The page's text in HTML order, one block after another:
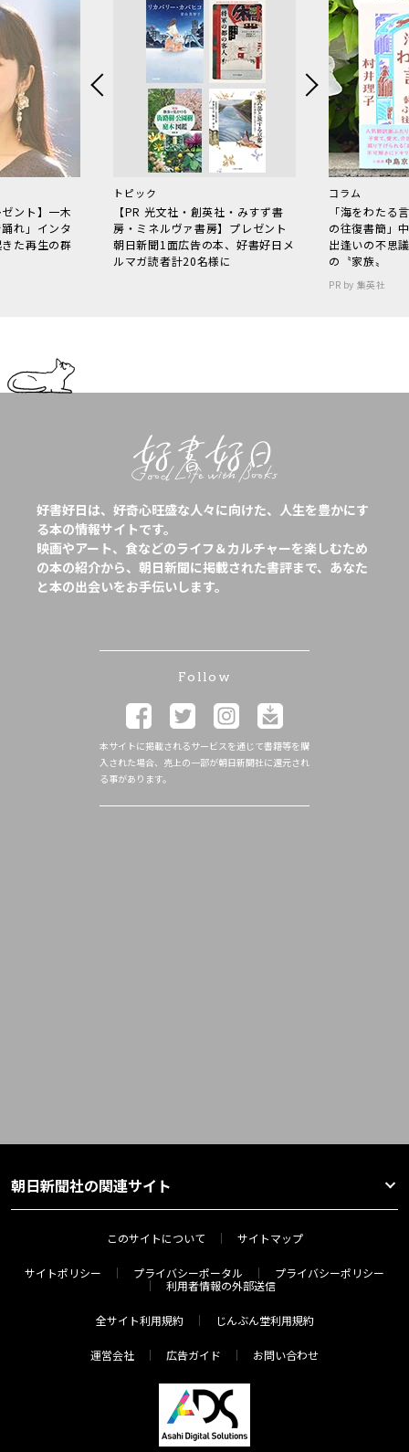
ント】一木
れ」インタ
た再生の群
トピック
【PR 光文社・創英社・みすず書
房・ミネルヴァ書房】プレゼント
朝日新聞1面広告の本、好書好日メ
ルマガ読者計20名様に
コラム
「海をわた
の往復書簡」
出逢いの不思
の〝家族〟
PR by 集英社
好書好日は、好奇心旺盛な人々に向けた、人生を豊かにす
る本の情報サイトです。
映画やアート、食などのライフ＆カルチャーを楽しむため
の本の紹介から、朝日新聞に掲載された書評まで、あなた
と本の出会いをお手伝いします。
Follow
本サイトに掲載されるサービスを通じて書籍等を購
入された場合、売上の一部が朝日新聞社に還元され
る事があります。
朝日新聞社の関連サイト
このサイトについて サイトマップ
サイトポリシー プライバシーポータル
プライバシーポリシー
利用者情報の外部送信
全サイト利用規約 じんぶん堂利用規約
運営会社 広告ガイド お問い合わせ